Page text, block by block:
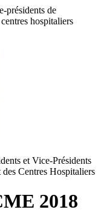
présidents de
hospitaliers
et Vice-Présidents
Centres Hospitaliers
2018